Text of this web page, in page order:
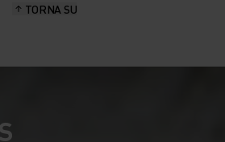
TORNA SU